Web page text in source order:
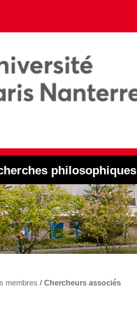
philosophiques
membres/ Chercheurs associés